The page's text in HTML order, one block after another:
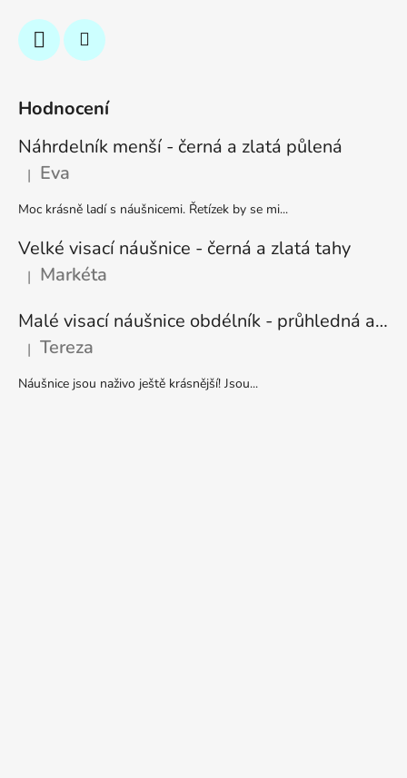
Hodnocení
Náhrdelník menší - černá a zlatá půlená
Hodnocení produktu je 5 z 5 hvězdiček.
| Eva
Moc krásně ladí s náušnicemi. Řetízek by se mi...
Velké visací náušnice - černá a zlatá tahy
Hodnocení produktu je 5 z 5 hvězdiček.
| Markéta
Malé visací náušnice obdélník - průhledná a stříbrná
Hodnocení produktu je 5 z 5 hvězdiček.
| Tereza
Náušnice jsou naživo ještě krásnější! Jsou...